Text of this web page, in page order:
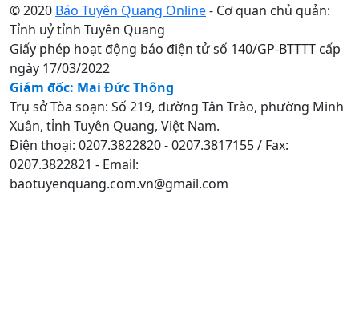
© 2020 Báo Tuyên Quang Online- Cơ quan chủ quản:
Tỉnh uỷ tỉnh Tuyên Quang
Giấy phép hoạt động báo điện tử số 140/GP-BTTTT cấp
ngày 17/03/2022
Giám đốc: Mai Đức Thông
Trụ sở Tòa soạn: Số 219, đường Tân Trào, phường Minh
Xuân, tỉnh Tuyên Quang, Việt Nam.
Điện thoại: 0207.3822820 - 0207.3817155 / Fax:
0207.3822821 - Email:
baotuyenquang.com.vn@gmail.com